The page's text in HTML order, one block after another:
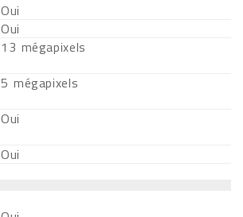
Oui
Oui
13 mégapixels
5 mégapixels
Oui
Oui